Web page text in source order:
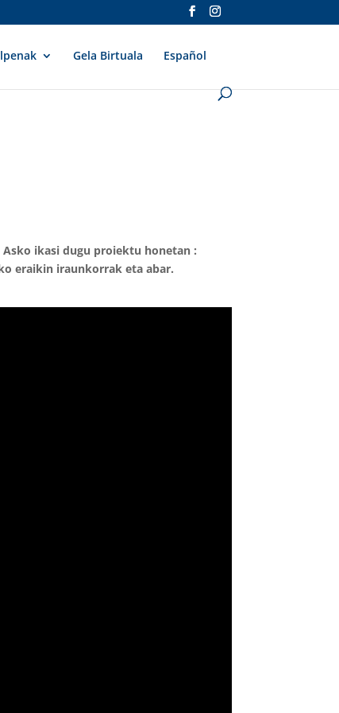
Gela Birtuala Español
ikasi dugu proiektu honetan :
eraikin iraunkorrak eta abar.